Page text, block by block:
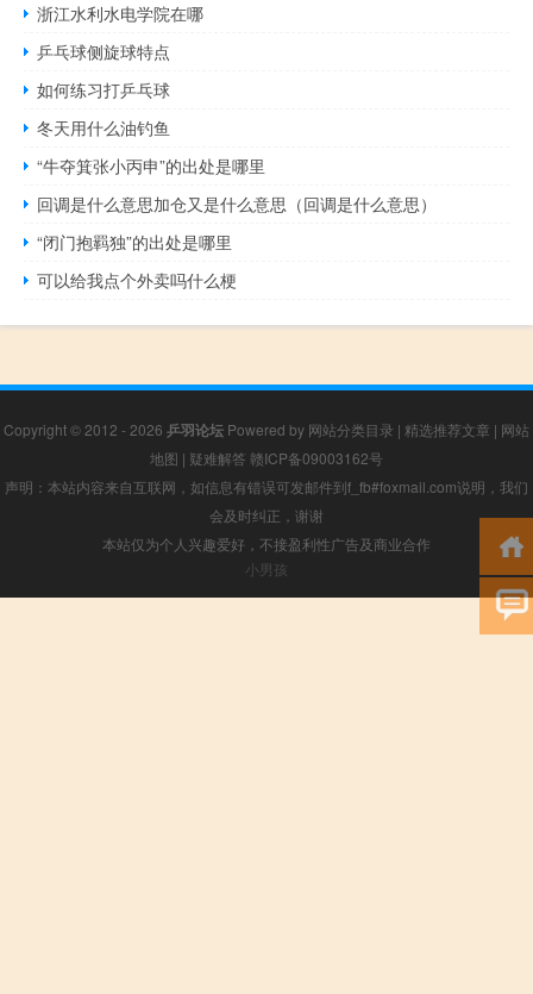
浙江水利水电学院在哪
乒乓球侧旋球特点
如何练习打乒乓球
冬天用什么油钓鱼
“牛夺箕张小丙申”的出处是哪里
回调是什么意思加仓又是什么意思（回调是什么意思）
“闭门抱羁独”的出处是哪里
可以给我点个外卖吗什么梗
Copyright © 2012 - 2026 乒羽论坛 Powered by 网站分类目录 | 精选推荐文章 | 网站
地图 | 疑难解答 赣ICP备09003162号
声明：本站内容来自互联网，如信息有错误可发邮件到f_fb#foxmail.com说明，我们
会及时纠正，谢谢
本站仅为个人兴趣爱好，不接盈利性广告及商业合作
小男孩